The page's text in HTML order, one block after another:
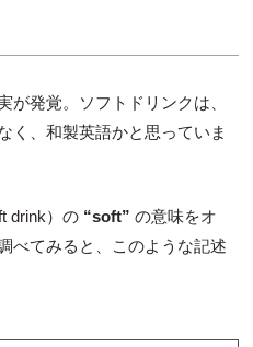
が発覚。ソフトドリンクは、
、和製英語かと思っていま
drink）の “soft” の意味をオ
べてみると、このような記述